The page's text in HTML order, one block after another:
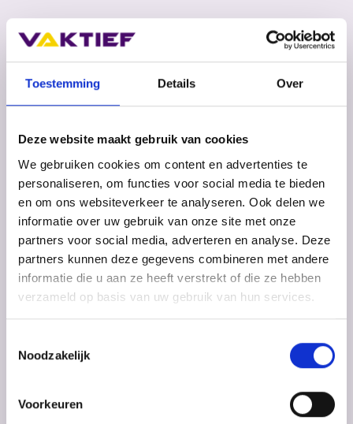
Toestemming Details Over
Deze website maakt gebruik van cookies
We gebruiken cookies om content en advertenties te
personaliseren, om functies voor social media te bieden
en om ons websiteverkeer te analyseren. Ook delen we
informatie over uw gebruik van onze site met onze
partners voor social media, adverteren en analyse. Deze
partners kunnen deze gegevens combineren met andere
informatie die u aan ze heeft verstrekt of die ze hebben
verzameld op basis van uw gebruik van hun services.
Noodzakelijk
Voorkeuren
Informatie
Vaktief
5232 AG 's-Hertogenbosch
T: 0413-321559
info@vaktief.nl
E-mailadres